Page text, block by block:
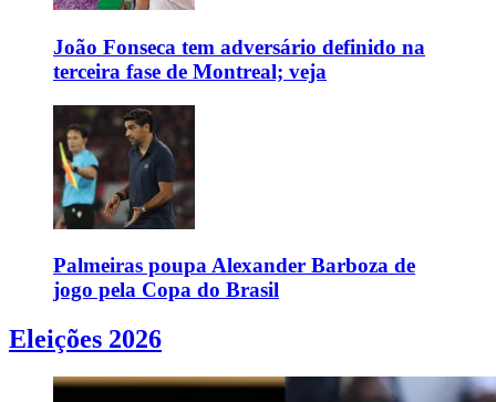
João Fonseca tem adversário definido na
terceira fase de Montreal; veja
Palmeiras poupa Alexander Barboza de
jogo pela Copa do Brasil
Eleições 2026